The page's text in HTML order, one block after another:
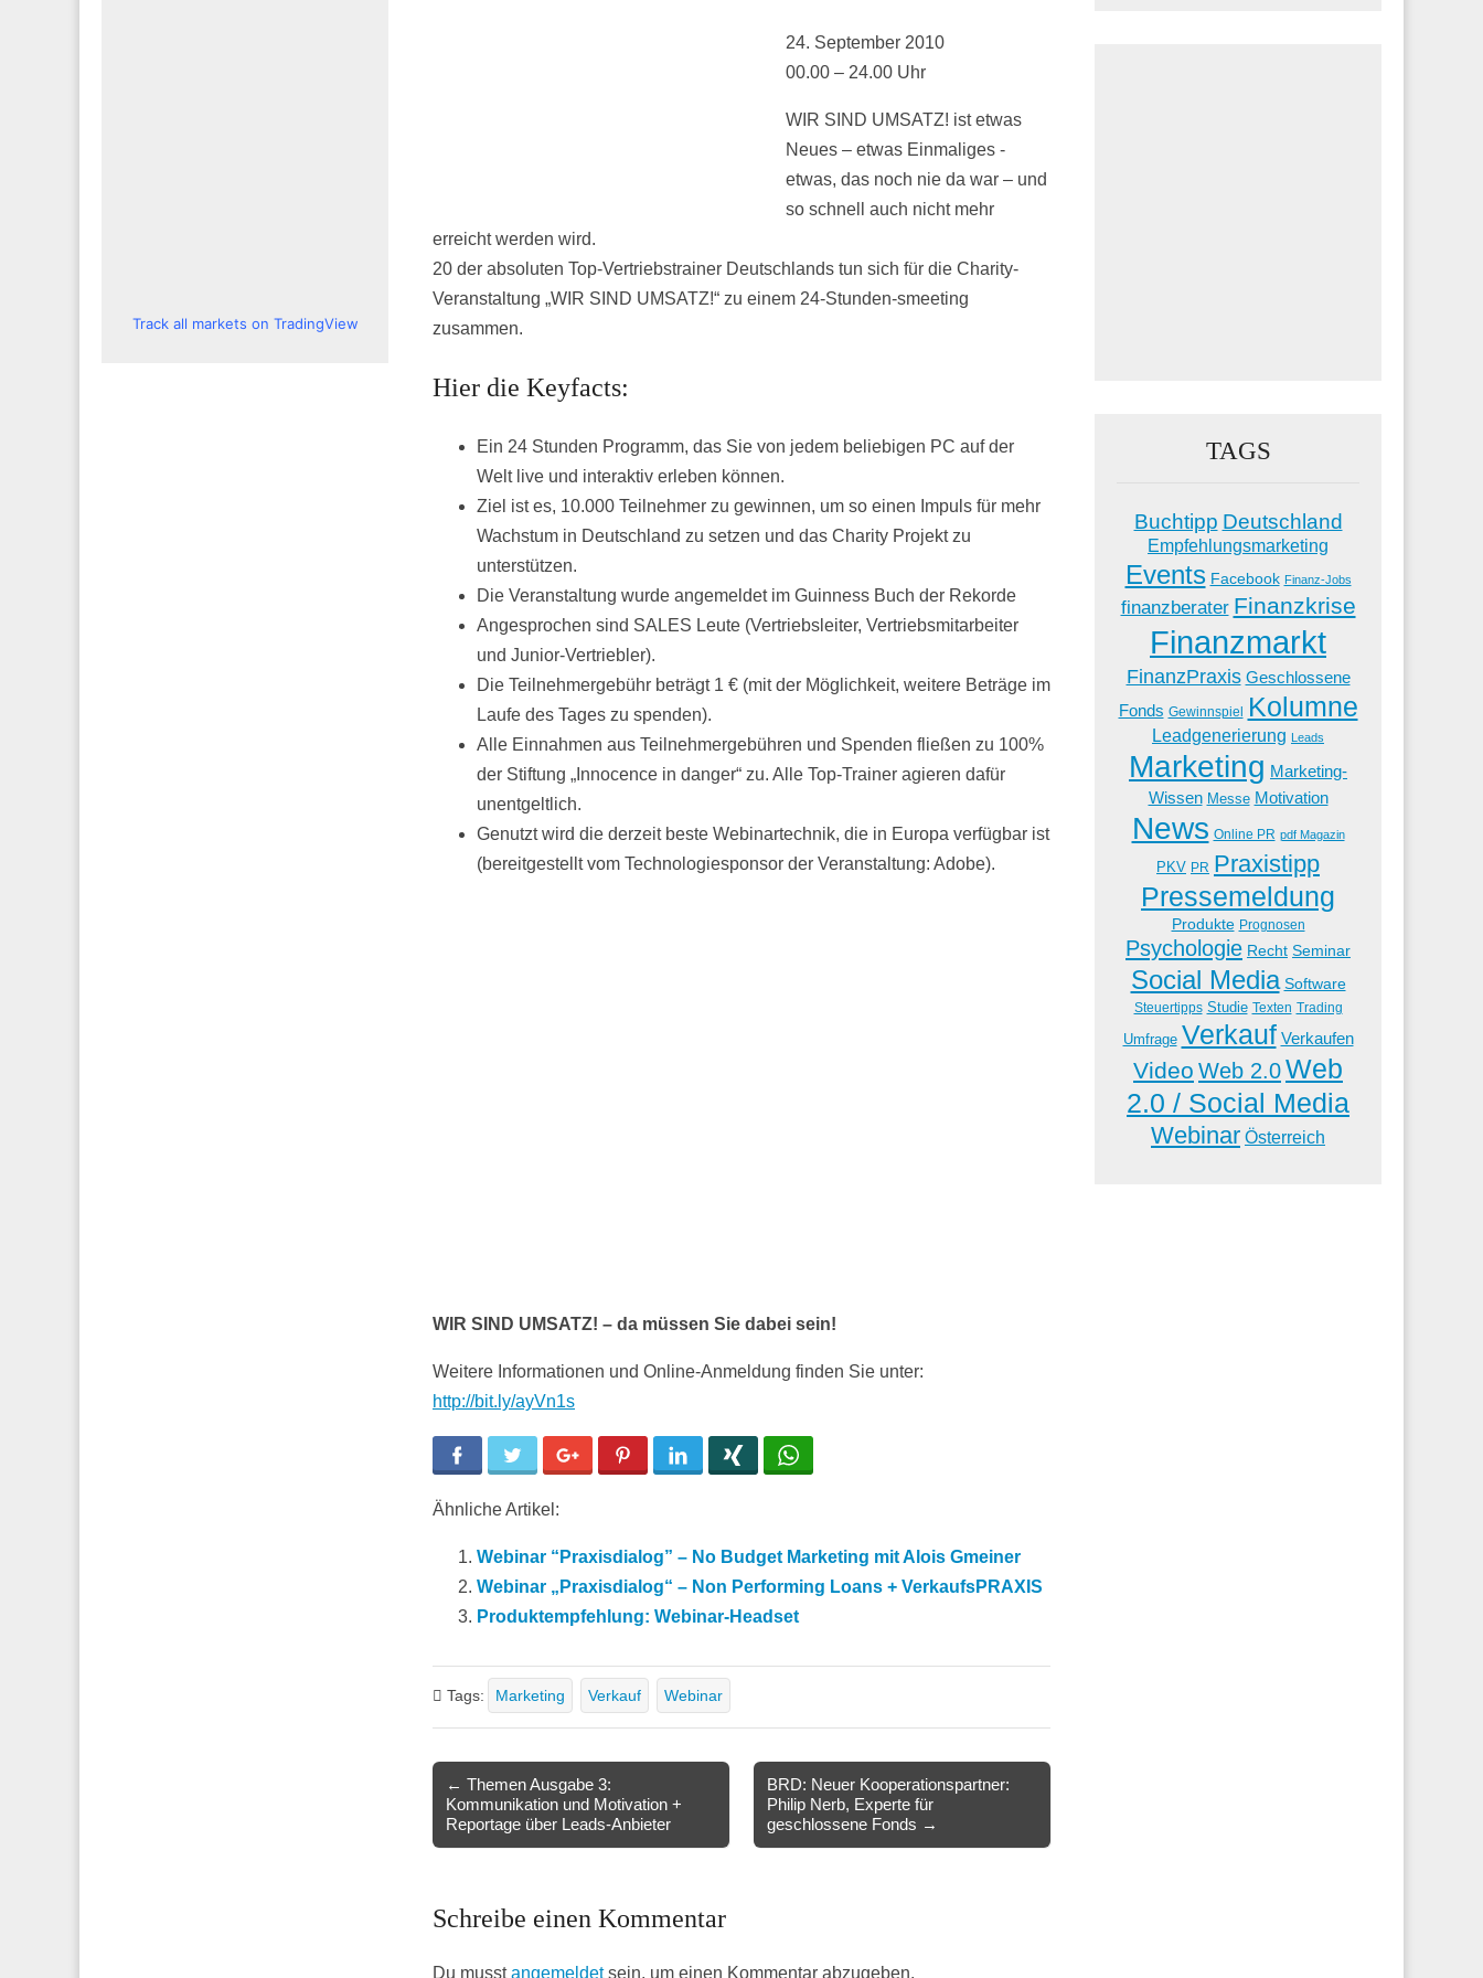
24. September 2010
00.00 – 24.00 Uhr
WIR SIND UMSATZ! ist etwas
Neues – etwas Einmaliges -
etwas, das noch nie da war – und
so schnell auch nicht mehr
erreicht werden wird.
20 der absoluten Top-Vertriebstrainer Deutschlands tun sich für die Charity-
Veranstaltung „WIR SIND UMSATZ!“ zu einem 24-Stunden-smeeting
zusammen.
Hier die Keyfacts:
Ein 24 Stunden Programm, das Sie von jedem beliebigen PC auf der
Welt live und interaktiv erleben können.
Ziel ist es, 10.000 Teilnehmer zu gewinnen, um so einen Impuls für mehr
Wachstum in Deutschland zu setzen und das Charity Projekt zu
unterstützen.
Die Veranstaltung wurde angemeldet im Guinness Buch der Rekorde
Angesprochen sind SALES Leute (Vertriebsleiter, Vertriebsmitarbeiter
und Junior-Vertriebler).
Die Teilnehmergebühr beträgt 1 € (mit der Möglichkeit, weitere Beträge im
Laufe des Tages zu spenden).
Alle Einnahmen aus Teilnehmergebühren und Spenden fließen zu 100%
der Stiftung „Innocence in danger“ zu. Alle Top-Trainer agieren dafür
unentgeltlich.
Genutzt wird die derzeit beste Webinartechnik, die in Europa verfügbar ist
(bereitgestellt vom Technologiesponsor der Veranstaltung: Adobe).
WIR SIND UMSATZ! – da müssen Sie dabei sein!
Weitere Informationen und Online-Anmeldung finden Sie unter:
http://bit.ly/ayVn1s
Facebook Twitter Google+ Pinterest LinkedIn
Ähnliche Artikel:
Webinar “Praxisdialog” – No Budget Marketing mit Alois Gmeiner
Webinar „Praxisdialog“ – Non Performing Loans + VerkaufsPRAXIS
Produktempfehlung: Webinar-Headset
Tags: Marketing Verkauf Webinar
Post
navigation
← Themen Ausgabe 3:
Kommunikation und Motivation +
Reportage über Leads-Anbieter
BRD: Neuer Kooperationspartner:
Philip Nerb, Experte für
geschlossene Fonds →
Schreibe einen Kommentar
Du musstangemeldetsein, um einen Kommentar abzugeben.
Track all markets on TradingView
TAGS
Buchtipp Deutschland
Empfehlungsmarketing
Events Facebook Finanz-Jobs
finanzberater Finanzkrise
Finanzmarkt
FinanzPraxis Geschlossene
Fonds Gewinnspiel Kolumne
Leadgenerierung Leads
Marketing Marketing-
Wissen Messe Motivation
News Online PR pdf Magazin
PKV PR Praxistipp
Pressemeldung
Produkte Prognosen
Psychologie Recht Seminar
Social Media Software
Steuertipps Studie Texten Trading
Umfrage Verkauf Verkaufen
Video Web 2.0Web
2.0 / Social Media
Webinar Österreich